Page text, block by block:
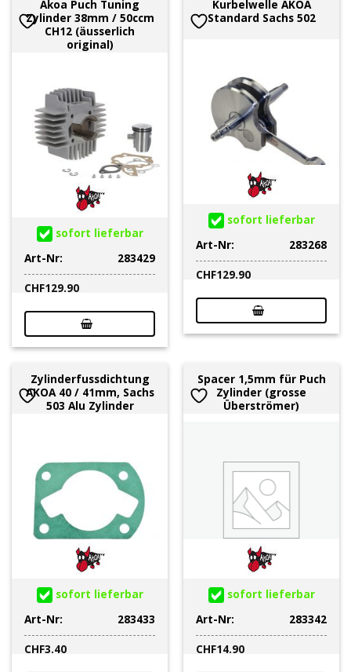
Akoa Puch Tuning
Zylinder 38mm / 50ccm
CH12 (äusserlich
original)
sofort lieferbar
Art-Nr:
283429
CHF129.90
Kurbelwelle AKOA
Standard Sachs 502
sofort lieferbar
Art-Nr:
283268
CHF129.90
Zylinderfussdichtung
AKOA 40 / 41mm, Sachs
503 Alu Zylinder
sofort lieferbar
Art-Nr:
283433
CHF3.40
Spacer 1,5mm für Puch
Zylinder (grosse
Überströmer)
sofort lieferbar
Art-Nr:
283342
CHF14.90